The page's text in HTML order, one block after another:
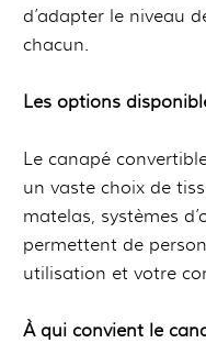
d’adapter le niveau
chacun.
Les options
Le canapé
un vaste choix de
matelas, systèmes
permettent de
utilisation et votre
À qui convient le